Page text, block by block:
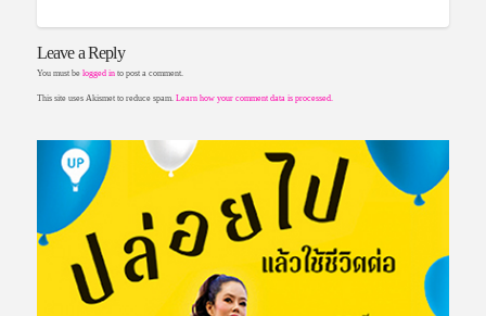
Leave a Reply
You must be logged into post a comment.
This site uses Akismet to reduce spam. Learn how your comment data is processed.